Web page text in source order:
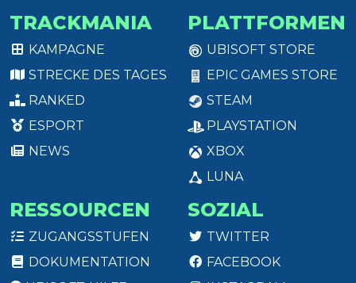
TRACKMANIA
KAMPAGNE
STRECKE DES TAGES
RANKED
ESPORT
NEWS
PLATTFORMEN
UBISOFT STORE
EPIC GAMES STORE
STEAM
PLAYSTATION
XBOX
LUNA
RESSOURCEN
ZUGANGSSTUFEN
DOKUMENTATION
SOZIAL
TWITTER
FACEBOOK